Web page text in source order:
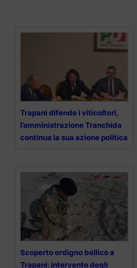
Trapani difende i viticoltori,
l’amministrazione Tranchida
continua la sua azione politica
Scoperto ordigno bellico a
Trapani: intervento degli